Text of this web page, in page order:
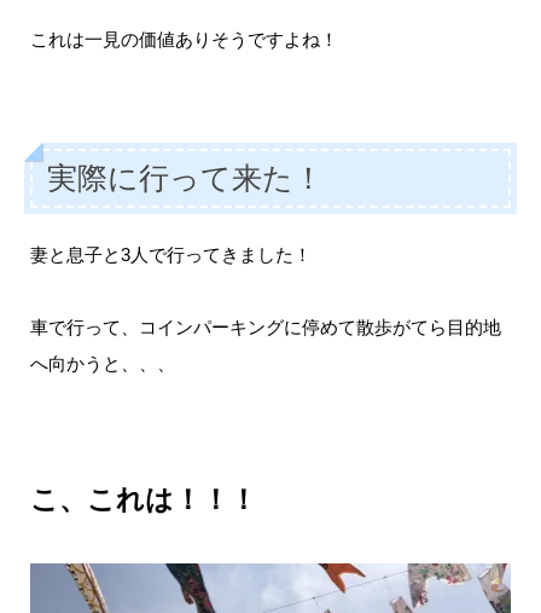
これは一見の価値ありそうですよね！
実際に行って来た！
妻と息子と3人で行ってきました！
車で行って、コインパーキングに停めて散歩がてら目的地
へ向かうと、、、
こ、これは！！！